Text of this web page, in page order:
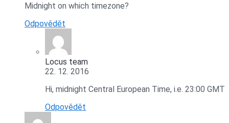
Midnight on which timezone?
Odpovědět
Locus team
22. 12. 2016
Hi, midnight Central European Time, i.e. 23:00 GMT
Odpovědět